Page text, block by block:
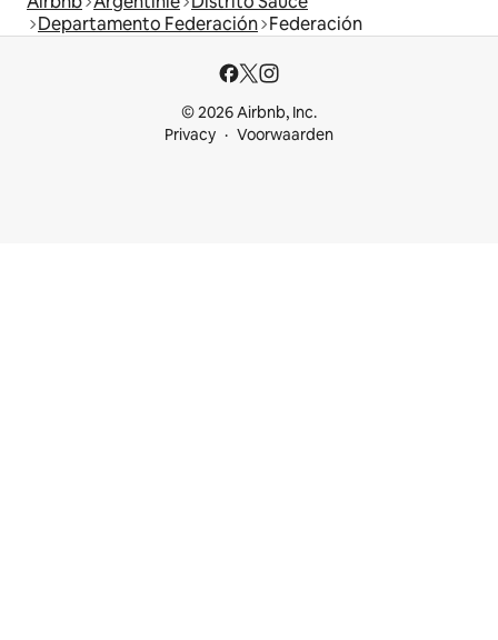
Departamento Federación Federación
© 2026 Airbnb, Inc.
Privacy
Voorwaarden